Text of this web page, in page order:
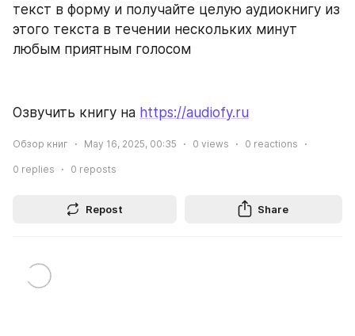
текст в форму и получайте целую аудиокнигу из
этого текста в течении нескольких минут
любым приятным голосом
Озвучить книгу на https://audiofy.ru
Обзор книг May 16, 2025, 00:35 0 views 0 reactions
0 replies 0 reposts
Repost Share